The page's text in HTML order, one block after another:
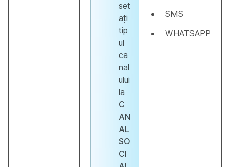
set
ați
tip
ul
ca
nal
ului
la
C
AN
AL
SO
CI
SMS
WHATSAPP